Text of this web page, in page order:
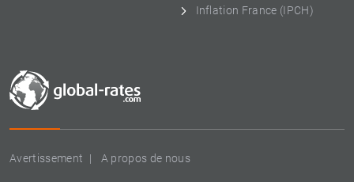
Avertissement A propos de nous
Inflation France (IPCH)